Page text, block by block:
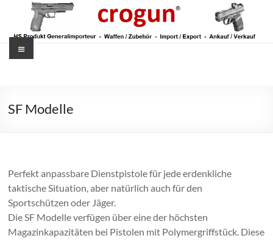
springen
&
Menü
SF Modelle
Perfekt anpassbare Dienstpistole für jede erdenkliche
taktische Situation, aber natürlich auch für den
Sportschützen oder Jäger.
Die SF Modelle verfügen über eine der höchsten
Magazinkapazitäten bei Pistolen mit Polymergriffstück. Diese